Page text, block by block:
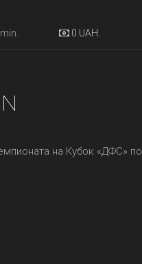
0 UAH.
на Кубок «ДФС» по